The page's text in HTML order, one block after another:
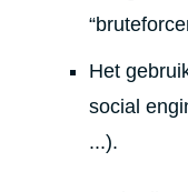
Het
social
...).